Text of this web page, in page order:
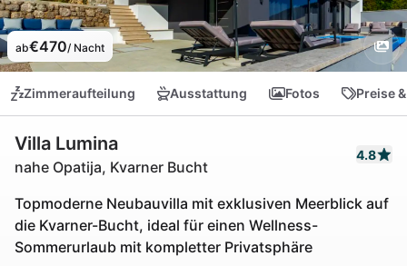
ab€470/ Nacht
Zimmeraufteilung Ausstattung Fotos Preise
Villa Lumina
nahe Opatija, Kvarner Bucht
4.8
Topmoderne Neubauvilla mit exklusiven Meerblick auf
die Kvarner-Bucht, ideal für einen Wellness-
Sommerurlaub mit kompletter Privatsphäre